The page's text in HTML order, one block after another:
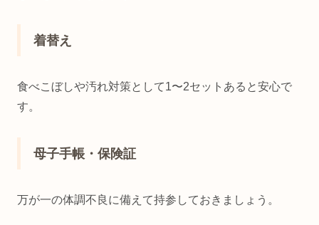
着替え
食べこぼしや汚れ対策として1〜2セットあると安心で
す。
母子手帳・保険証
万が一の体調不良に備えて持参しておきましょう。